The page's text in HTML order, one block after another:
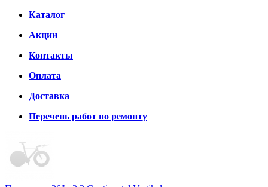
Каталог
Акции
Контакты
Оплата
Доставка
Перечень работ по ремонту